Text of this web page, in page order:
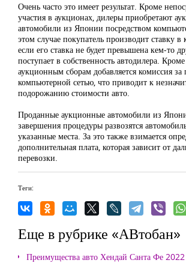
Очень часто это имеет результат. Кроме
участия в аукционах, дилеры приобретают
автомобили из Японии посредством
этом случае покупатель производит ставку в
если его ставка не будет превышена кем-то
поступает в собственность автодилера.
аукционным сборам добавляется комиссия за
компьютерной сетью, что приводит к
подорожанию стоимости авто.
Проданные аукционные автомобили из
завершения процедуры развозятся
указанные места. За это также взимается
дополнительная плата, которая зависит от
перевозки.
Теги:
Еще в рубрике «АВтобан»
Преимущества авто Хендай Санта Фе 2022